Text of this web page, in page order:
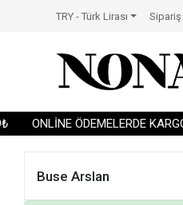
ONLİNE ÖDEMELERDE
TRY - Türk Lirası Sipariş
Buse Arslan